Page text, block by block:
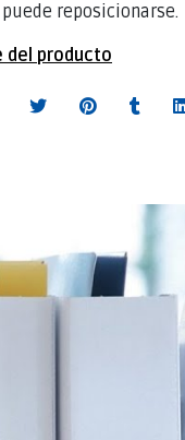
reposicionarse.
del producto